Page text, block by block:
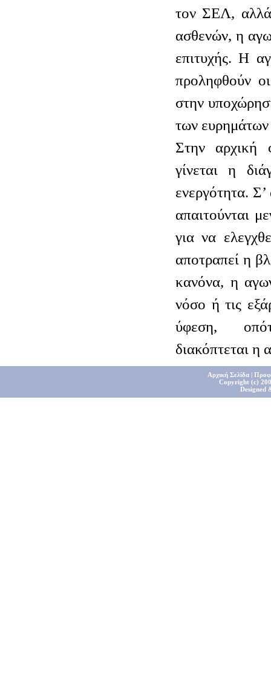
τον ΣΕΛ, αλλά
ασθενών, η
επιτυχής. Η
προληφθούν
στην
των
Στην αρχική
γίνεται η
ενεργότητα.
απαιτούνται
για να
αποτραπεί η
κανόνα, η
νόσο ή τις
ύφεση,
διακόπτεται η
Αρχική Σελίδα|
Copyright (c)
Designed